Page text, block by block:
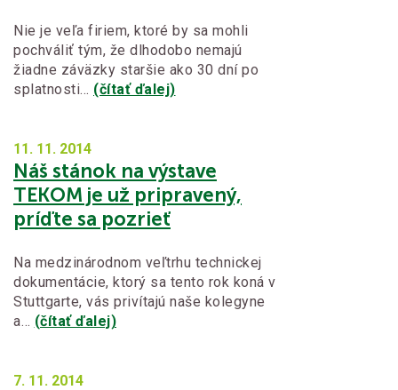
Nie je veľa firiem, ktoré by sa mohli
pochváliť tým, že dlhodobo nemajú
žiadne záväzky staršie ako 30 dní po
splatnosti… (čítať ďalej)
11. 11. 2014
Náš stánok na výstave
TEKOM je už pripravený,
príďte sa pozrieť
Na medzinárodnom veľtrhu technickej
dokumentácie, ktorý sa tento rok koná v
Stuttgarte, vás privítajú naše kolegyne
a… (čítať ďalej)
7. 11. 2014